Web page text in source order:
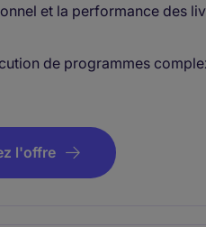
et la performance des
de programmes
l'offre